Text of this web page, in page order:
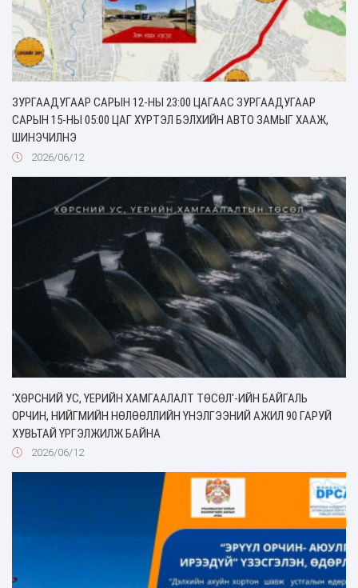
ЗУРГААДУГААР САРЫН 12-НЫ 23:00 ЦАГААС ЗУРГААДУГААР
САРЫН 15-НЫ 05:00 ЦАГ ХҮРТЭЛ БЭЛХИЙН АВТО ЗАМЫГ ХААЖ,
ШИНЭЧИЛНЭ
2026/06/12
'ХӨРСНИЙ УС, ҮЕРИЙН ХАМГААЛАЛТ ТӨСӨЛ'-ИЙН БАЙГАЛЬ
ОРЧИН, НИЙГМИЙН НӨЛӨӨЛЛИЙН ҮНЭЛГЭЭНИЙ АЖИЛ 90 ГАРУЙ
ХУВЬТАЙ ҮРГЭЛЖИЛЖ БАЙНА
2026/06/12